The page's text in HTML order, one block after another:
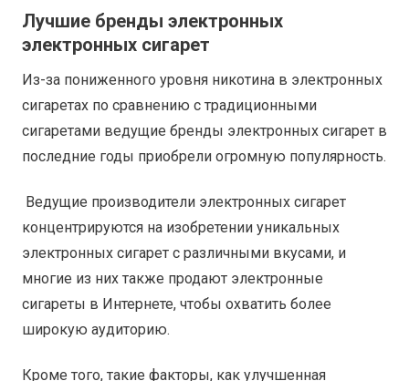
Лучшие бренды электронных
электронных сигарет
Из-за пониженного уровня никотина в электронных
сигаретах по сравнению с традиционными
сигаретами ведущие бренды электронных сигарет в
последние годы приобрели огромную популярность.
Ведущие производители электронных сигарет
концентрируются на изобретении уникальных
электронных сигарет с различными вкусами, и
многие из них также продают электронные
сигареты в Интернете, чтобы охватить более
широкую аудиторию.
Кроме того, такие факторы, как улучшенная